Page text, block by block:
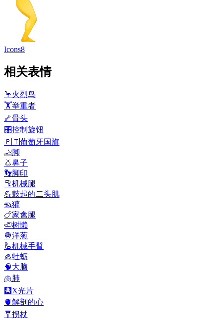
Icons8
相关表情
🦩火烈鸟
🏋️举重者
🦴骨头
🎛️控制旋钮
🇵🇹葡萄牙国旗
🦶脚
👃鼻子
👣脚印
🦿机械腿
💪鼓起的二头肌
🦡獾
🍗家禽腿
🦥树懒
🧅洋葱
🦾机械手臂
🦪牡蛎
🧠大脑
🫁肺
🩻 X光片
🫀解剖的心
🩼拐杖